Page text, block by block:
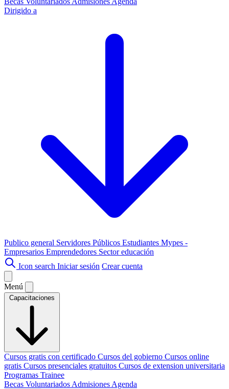
Dirigido a
Publico general Servidores Públicos Estudiantes Mypes -
Empresarios Emprendedores Sector educación
Icon search Iniciar sesión Crear cuenta
Menú
Capacitaciones
Cursos gratis con certificado Cursos del gobierno Cursos online
gratis Cursos presenciales gratuitos Cursos de extension universitaria
Programas Trainee
Becas Voluntariados Admisiones Agenda